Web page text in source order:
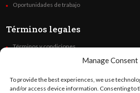
Manage Consent
To provide the best experiences, we use
and/or access device information. Consenting to
Oportunidades de trabajo
Términos legales
Términos y condiciones
Code of Ethics